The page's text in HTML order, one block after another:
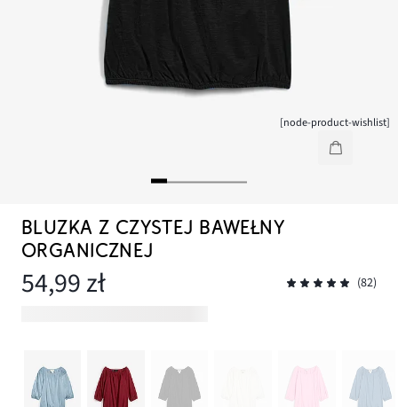
[node-product-wishlist]
BLUZKA Z CZYSTEJ BAWEŁNY
ORGANICZNEJ
54,99 zł (82)